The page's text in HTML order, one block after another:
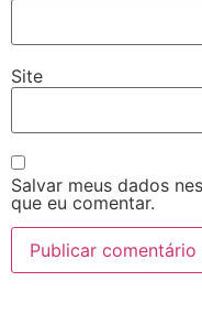
Site
Salvar meus dados
que eu comentar.